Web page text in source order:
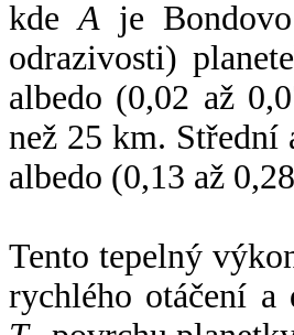
kdeA je
odrazivosti)
albedo (0,02 až
než 25 km. Střední
albedo (0,13 až
Tento tepelný
rychlého otáčení a